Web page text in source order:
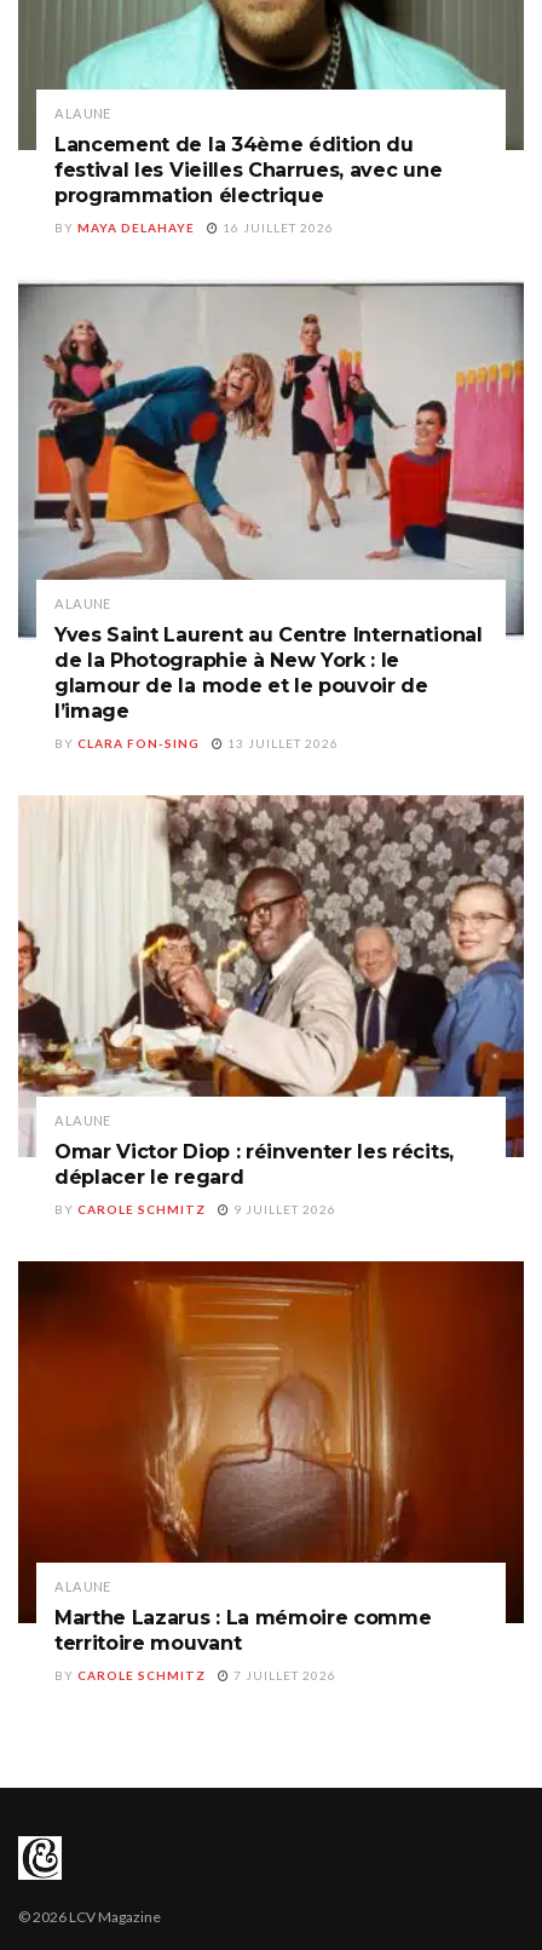
A LA UNE
Lancement de la 34ème édition du
festival les Vieilles Charrues, avec une
programmation électrique
BY MAYA DELAHAYE 16 JUILLET 2026
A LA UNE
Yves Saint Laurent au Centre International
de la Photographie à New York : le
glamour de la mode et le pouvoir de
l’image
BY CLARA FON-SING 13 JUILLET 2026
A LA UNE
Omar Victor Diop : réinventer les récits,
déplacer le regard
BY CAROLE SCHMITZ 9 JUILLET 2026
A LA UNE
Marthe Lazarus : La mémoire comme
territoire mouvant
BY CAROLE SCHMITZ 7 JUILLET 2026
© 2026 LCV Magazine